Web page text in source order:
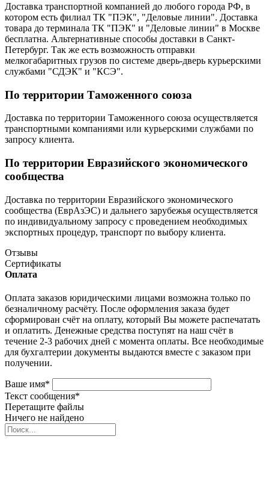
Доставка транспортной компанией до любого города РФ, в
котором есть филиал ТК "ПЭК", "Деловые линии". Доставка
товара до терминала ТК "ПЭК" и "Деловые линии" в Москве
бесплатна. Альтернативные способы доставки в Санкт-
Петербург. Так же есть возможность отправки
мелкогабаритных грузов по системе дверь-дверь курьерскими
службами "СДЭК" и "КСЭ".
По территории Таможенного союза
Доставка по территории Таможенного союза осуществляется
транспортными компаниями или курьерскими службами по
запросу клиента.
По территории Евразийского экономического
сообщества
Доставка по территории Евразийского экономического
сообщества (ЕврАзЭС) и дальнего зарубежья осуществляется
по индивидуальному запросу с проведением необходимых
экспортных процедур, транспорт по выбору клиента.
Отзывы
Сертификаты
Оплата
Оплата заказов юридическими лицами возможна только по
безналичному расчёту. После оформления заказа будет
сформирован счёт на оплату, который Вы можете распечатать
и оплатить. Денежные средства поступят на наш счёт в
течение 2-3 рабочих дней с момента оплаты. Все необходимые
для бухгалтерии документы выдаются вместе с заказом при
получении.
Ваше имя*
Текст сообщения*
Перетащите файлы
Ничего не найдено